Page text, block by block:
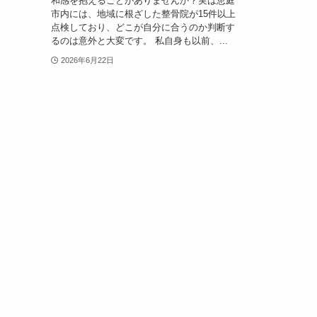
市内には、地域に根ざした整骨院が15件以上
点検しており、どこが自分に合うのか判断す
るのは意外と大変です。 私自身も以前、...
2026年6月22日